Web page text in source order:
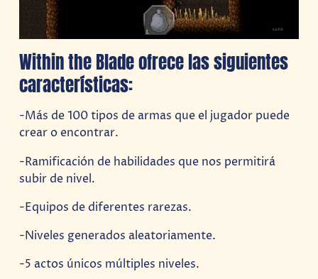
Within the Blade ofrece las siguientes
características:
-Más de 100 tipos de armas que el jugador puede
crear o encontrar.
-Ramificación de habilidades que nos permitirá
subir de nivel.
-Equipos de diferentes rarezas.
-Niveles generados aleatoriamente.
-5 actos únicos múltiples niveles.